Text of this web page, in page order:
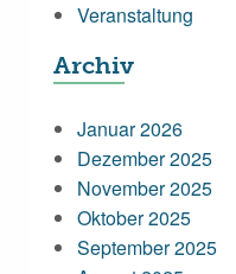
Veranstaltung
Archiv
Januar 2026
Dezember 2025
November 2025
Oktober 2025
September 2025